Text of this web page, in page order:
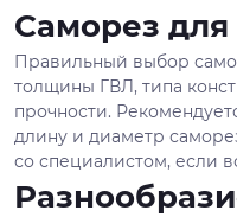
Саморез
Правильный выбор
толщины ГВЛ, типа
прочности.
длину и диаметр
со специалистом, если